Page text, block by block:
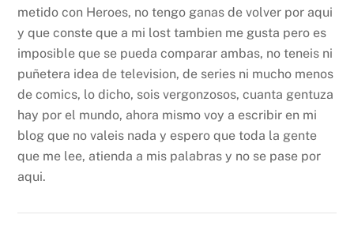
metido con Heroes, no tengo ganas de volver por aqui
y que conste que a mi lost tambien me gusta pero es
imposible que se pueda comparar ambas, no teneis ni
puñetera idea de television, de series ni mucho menos
de comics, lo dicho, sois vergonzosos, cuanta gentuza
hay por el mundo, ahora mismo voy a escribir en mi
blog que no valeis nada y espero que toda la gente
que me lee, atienda a mis palabras y no se pase por
aqui.